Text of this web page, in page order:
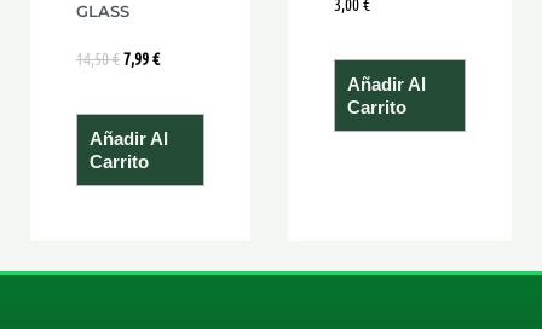
GLASS
14,50€7,99€
Añadir Al
Carrito
Añadir Al
Carrito